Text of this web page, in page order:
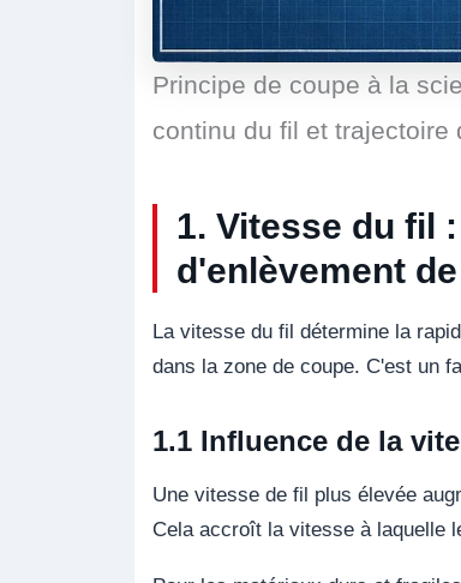
Principe de coupe à la
continu du fil et trajectoire
1. Vitesse du fil
d'enlèvement
La vitesse du fil détermine la
dans la zone de coupe. C'est un
1.1 Influence de la
Une vitesse de fil plus élevée
Cela accroît la vitesse à laquelle